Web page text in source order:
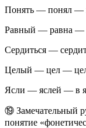
Понять — понял —
Равный — равна —
Сердиться —
Целый — цел —
Ясли — яслей — в
⑲ Замечательный
понятие